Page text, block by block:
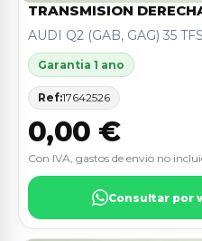
TRANSMISION
AUDI Q2 (GAB, GAG) 35
Garantia 1 ano
Ref:17642526
0,00 €
Con IVA, gastos de envio no
Consultar por